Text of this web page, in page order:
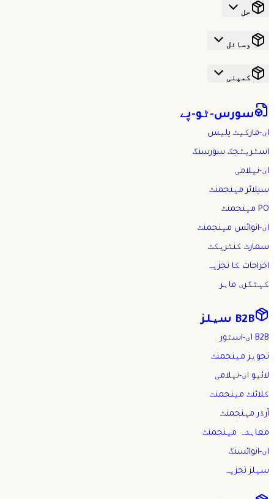
حل
وسائل
کمپنی
سورس-ٹو-پے
ای-مارکیٹ پلیس
اسٹریٹجک سورسنگ
ای-نیلامی
سپلائر مینجمنٹ
PO مینجمنٹ
ای-انوائس مینجمنٹ
سمارٹ کنٹریکٹ
اخراجات کا تجزیہ
کیٹگری ماہر
B2B سیلز
B2B ای-اسٹور
تجویز مینجمنٹ
لائیو ای-نیلامی
کلائنٹ مینجمنٹ
آرڈر مینجمنٹ
معاہدہ مینجمنٹ
ای-انوائسنگ
سیلز تجزیہ